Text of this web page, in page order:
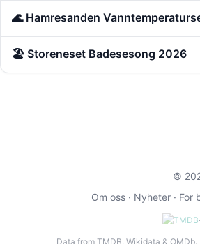
🌊 Hamresanden
🏖️ Storeneset Badesesong 2026
©
Om oss · Nyheter · For
·
Data from TMDB, Wikidata &